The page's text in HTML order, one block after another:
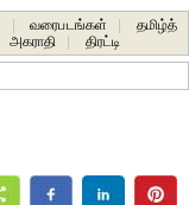
வரைபடங்கள்
தமிழ்த்
அகராதி திரட்டி